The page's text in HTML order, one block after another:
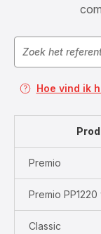
Hoe vind ik
Premio
Premio
Classic